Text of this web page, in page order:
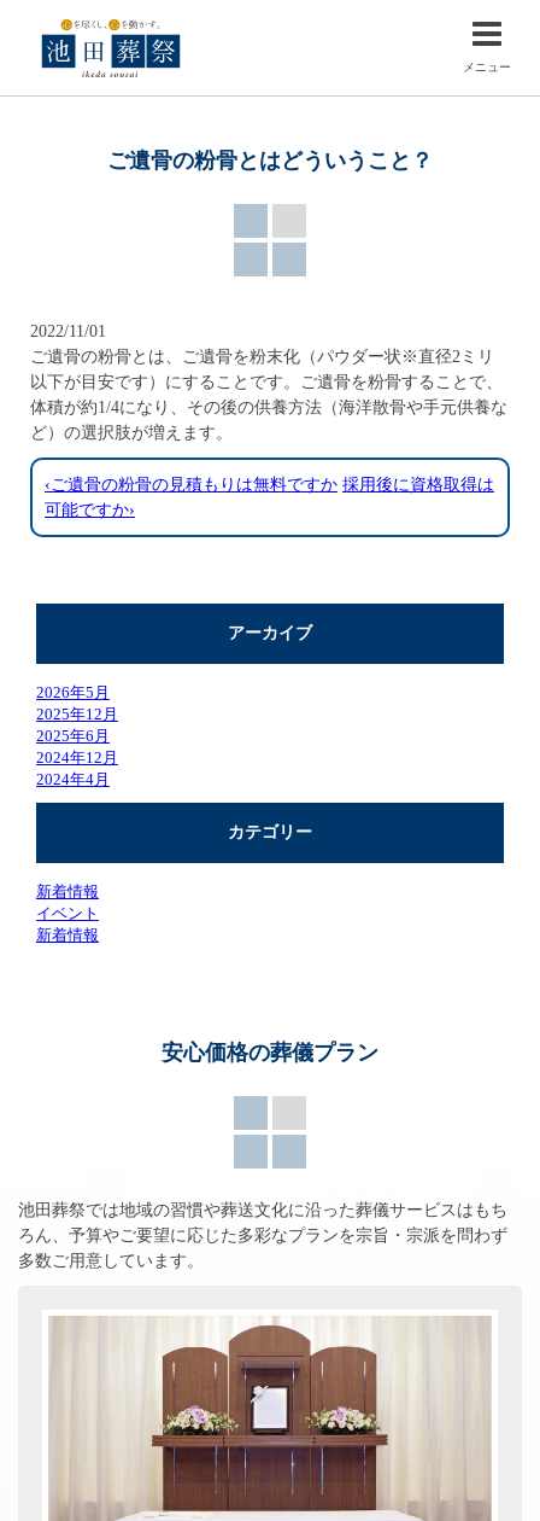
メニュー
ご遺骨の粉骨とはどういうこと？
2022/11/01
ご遺骨の粉骨とは、ご遺骨を粉末化（パウダー状※直径2ミリ
以下が目安です）にすることです。ご遺骨を粉骨することで、
体積が約1/4になり、その後の供養方法（海洋散骨や手元供養な
ど）の選択肢が増えます。
‹ご遺骨の粉骨の見積もりは無料ですか 採用後に資格取得は
可能ですか›
アーカイブ
2026年5月
2025年12月
2025年6月
2024年12月
2024年4月
カテゴリー
新着情報
イベント
新着情報
安心価格の葬儀プラン
池田葬祭では地域の習慣や葬送文化に沿った葬儀サービスはもち
ろん、 予算やご要望に応じた多彩なプランを宗旨・宗派を問わず
多数ご用意しています。